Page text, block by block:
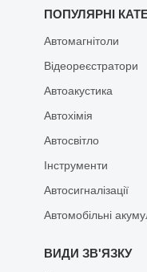
ПОПУЛЯРНІ
Автомагнітоли
Відеореєстратори
Автоакустика
Автохімія
Автосвітло
Інструменти
Автосигналізації
Автомобільні